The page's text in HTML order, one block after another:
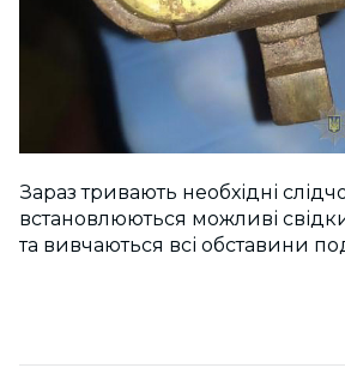
Зараз тривають необхідні
встановлюються можливі
та вивчаються всі обставини